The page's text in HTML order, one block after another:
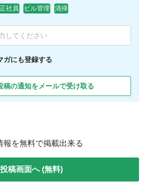
正社員 ビル管理 清掃
ガにも登録する
稿の通知をメールで受け取る
報を無料で掲載出来る
投稿画面へ (無料)